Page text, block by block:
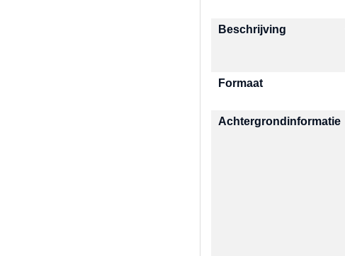
Beschrijving
Formaat
Achtergrondinformatie